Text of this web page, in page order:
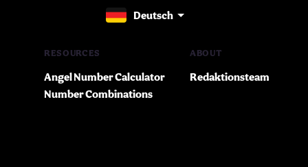
Deutsch
RESOURCES
Angel Number Calculator
Number Combinations
ABOUT
Redaktionsteam